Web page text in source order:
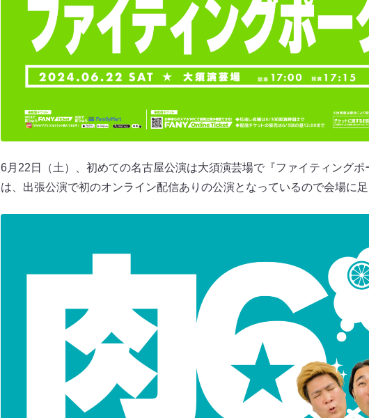
6月22日（土）、初めての名古屋公演は大須演芸場で『ファイティング
は、出張公演で初のオンライン配信ありの公演となっているので会場に